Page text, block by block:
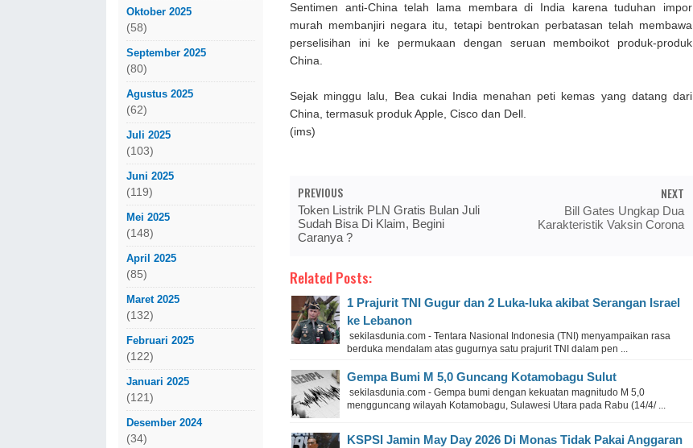
Oktober 2025
(58)
September 2025
(80)
Agustus 2025
(62)
Juli 2025
(103)
Juni 2025
(119)
Mei 2025
(148)
April 2025
(85)
Maret 2025
(132)
Februari 2025
(122)
Januari 2025
(121)
Desember 2024
(34)
Sentimen anti-China telah lama membara di India karena tuduhan impor
murah membanjiri negara itu, tetapi bentrokan perbatasan telah membawa
perselisihan ini ke permukaan dengan seruan memboikot produk-produk
China.
Sejak minggu lalu, Bea cukai India menahan peti kemas yang datang dari
China, termasuk produk Apple, Cisco dan Dell.
(ims)
PREVIOUS
Token Listrik PLN Gratis Bulan Juli
Sudah Bisa Di Klaim, Begini
Caranya ?
NEXT
Bill Gates Ungkap Dua
Karakteristik Vaksin Corona
Related Posts:
1 Prajurit TNI Gugur dan 2 Luka-luka akibat Serangan Israel
ke Lebanon
sekilasdunia.com - Tentara Nasional Indonesia (TNI) menyampaikan rasa
berduka mendalam atas gugurnya satu prajurit TNI dalam pen ...
Gempa Bumi M 5,0 Guncang Kotamobagu Sulut
sekilasdunia.com - Gempa bumi dengan kekuatan magnitudo M 5,0
mengguncang wilayah Kotamobagu, Sulawesi Utara pada Rabu (14/4/ ...
KSPSI Jamin May Day 2026 Di Monas Tidak Pakai Anggaran